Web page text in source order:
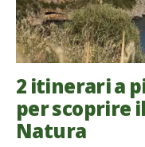
2 itinerari a
per scoprire
Natura